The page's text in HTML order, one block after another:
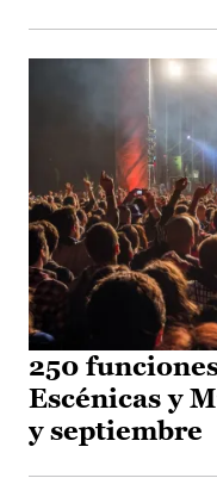
250
Escénicas y
y septiembre